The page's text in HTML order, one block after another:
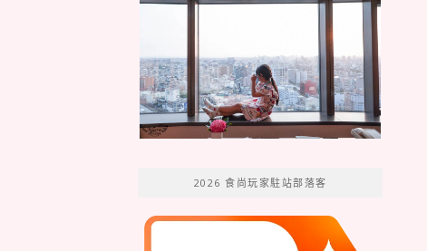
2026 食尚玩家駐站部落客